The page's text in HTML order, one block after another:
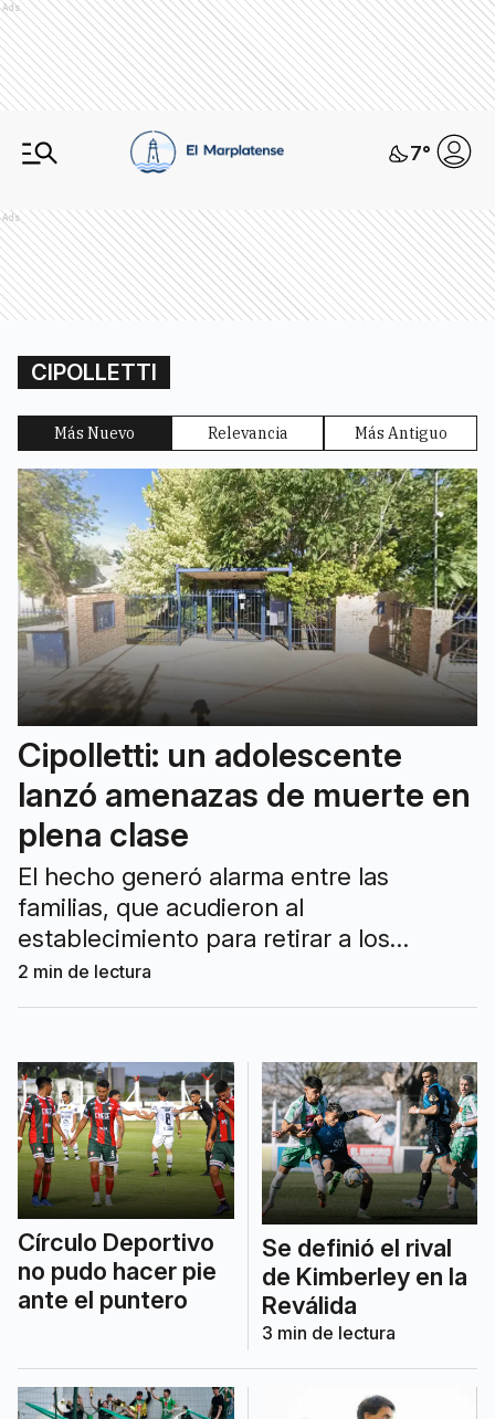
Ads
7°
Ads
CIPOLLETTI
Más Nuevo Relevancia Más Antiguo
Cipolletti: un adolescente
lanzó amenazas de muerte en
plena clase
El hecho generó alarma entre las
familias, que acudieron al
establecimiento para retirar a los
alumnos. Intervinieron la Policía y
organismos de niñez, mientras se
2 min de lectura
Círculo Deportivo
no pudo hacer pie
ante el puntero
Se definió el rival
de Kimberley en la
Reválida
3 min de lectura